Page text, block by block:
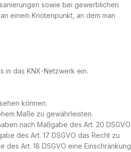
sowie bei gewerblichen
einem Knotenpunkt, an dem man
in das KNX-Netzwerk ein.
können.
Maße zu gewährleisten.
nach Maßgabe des Art. 20 DSGVO
des Art. 17 DSGVO das Recht zu
Art. 18 DSGVO eine Einschränkung